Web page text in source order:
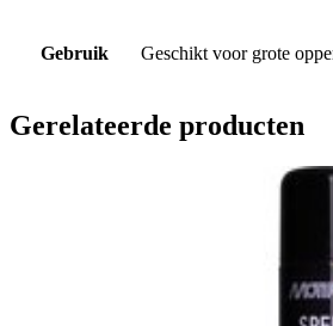
Gebruik Geschikt voor grote
Gerelateerde producten